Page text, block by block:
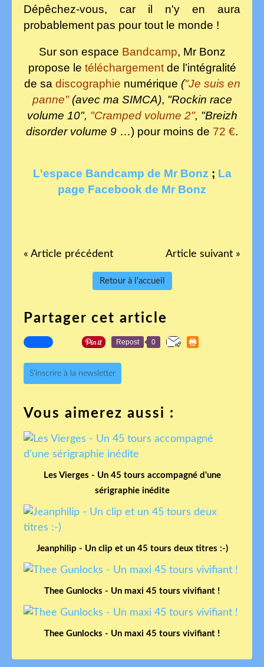
Dépêchez-vous, car il n'y en aura
probablement pas pour tout le monde !
Sur son espace Bandcamp, Mr Bonz
propose le téléchargementde l’intégralité
de sa discographie numérique ("Je suis en
panne"(avec ma SIMCA), "Rockin race
volume 10", "Cramped volume 2", "Breizh
disorder volume 9 …) pour moins de 72 €.
L'espace Bandcamp de Mr Bonz ; La
page Facebook de Mr Bonz
« Article précédent Article suivant »
Retour à l'accueil
Partager cet article
Repost 0
S'inscrire à la newsletter
Vous aimerez aussi :
Les Vierges - Un 45 tours accompagné d'une
sérigraphie inédite
Jeanphilip - Un clip et un 45 tours deux titres :-)
Thee Gunlocks - Un maxi 45 tours vivifiant !
Thee Gunlocks - Un maxi 45 tours vivifiant !